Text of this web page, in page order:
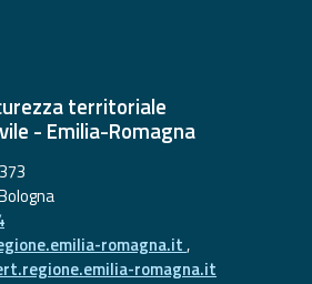
territoriale
- Emilia-Romagna
romagna.it,
romagna.it